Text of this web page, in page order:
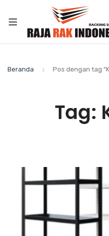
Beranda Pos dengan tag
Tag: